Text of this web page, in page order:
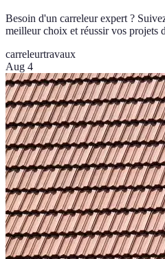
Besoin d'un carreleur expert ?
meilleur choix et réussir vos projets
carreleurtravaux
Aug 4